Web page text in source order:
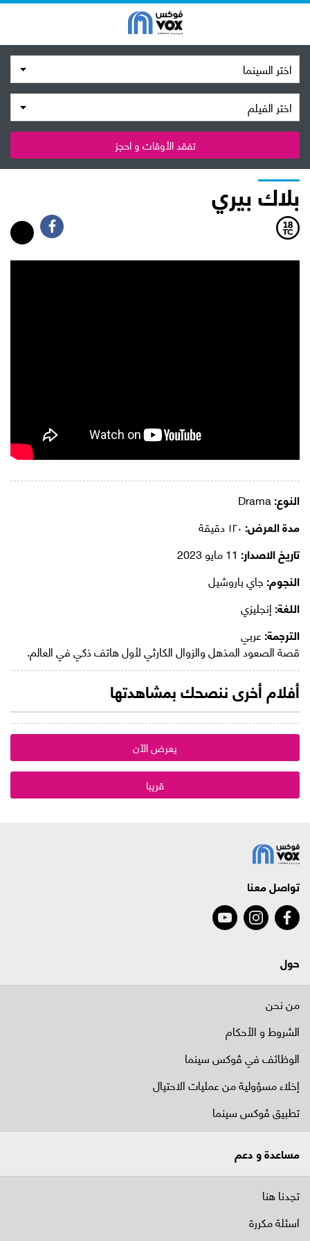
اختر السينما
اختر الفيلم
تفقد الأوقات و احجز
بلاك بيري
النوع:
مدة العرض:
تاريخ الاصدار:
النجوم:جاي باروشيل
اللغة:إنجليزي
الترجمة:عربي
قصة الصعود المذهل والزوال الكارثي لأول هاتف ذكي في العالم.
أفلام أخرى ننصحك بمشاهدتها
يعرض الآن
قريبا
تواصل معنا
حول
من نحن
الشروط و الأحكام
الوظائف في ﭬوكس سينما
إخلاء مسؤولية من عمليات الاحتيال
تطبيق ڤوكس سينما
مساعدة و دعم
تجدنا هنا
اسئلة مكررة